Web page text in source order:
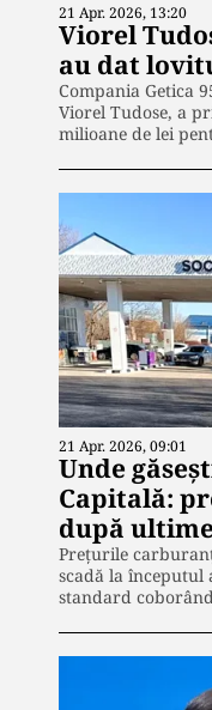
21 Apr. 2026, 13:20
Viorel
au dat
Compania Getica
Viorel Tudose, a
milioane de lei
21 Apr. 2026, 09:01
Unde
Capitală:
după
Prețurile
scadă la începutul
standard